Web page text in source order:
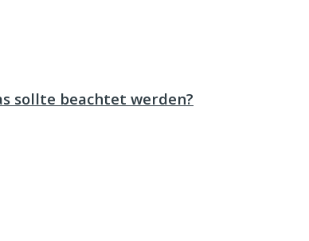
sollte beachtet werden?